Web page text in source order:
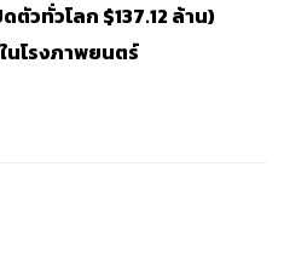
ตัวทั่วโลก $137.12 ล้าน)
นโรงภาพยนตร์